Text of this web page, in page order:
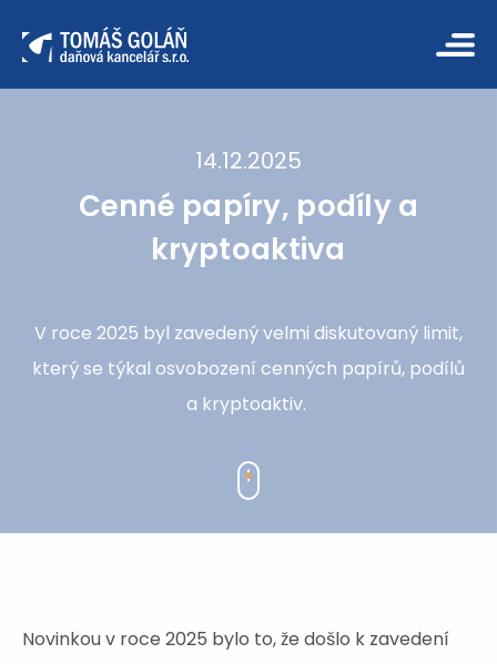
14.12.2025
Cenné papíry, podíly a
kryptoaktiva
V roce 2025 byl zavedený velmi diskutovaný limit,
který se týkal osvobození cenných papírů, podílů
a kryptoaktiv.
Novinkou v roce 2025 bylo to, že došlo k zavedení